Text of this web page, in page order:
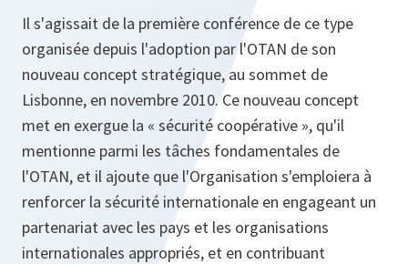
Il s'agissait de la première conférence de ce type
organisée depuis l'adoption par l'OTAN de son
nouveau concept stratégique, au sommet de
Lisbonne, en novembre 2010. Ce nouveau concept
met en exergue la « sécurité coopérative », qu'il
mentionne parmi les tâches fondamentales de
l'OTAN, et il ajoute que l'Organisation s'emploiera à
renforcer la sécurité internationale en engageant un
partenariat avec les pays et les organisations
internationales appropriés, et en contribuant